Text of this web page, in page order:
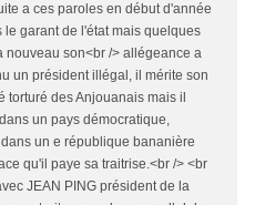
a ces paroles en début d'année
garant de l'état mais quelques
nouveau son<br /> allégeance a
un président illégal, il mérite son
torturé des Anjouanais mais il
un pays démocratique,
un e république bananière
qu'il paye sa traitrise.<br /> <br
JEAN PING président de la